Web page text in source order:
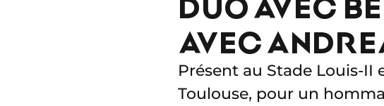
AVEC
Présent au Stade Louis-II
Toulouse, pour un